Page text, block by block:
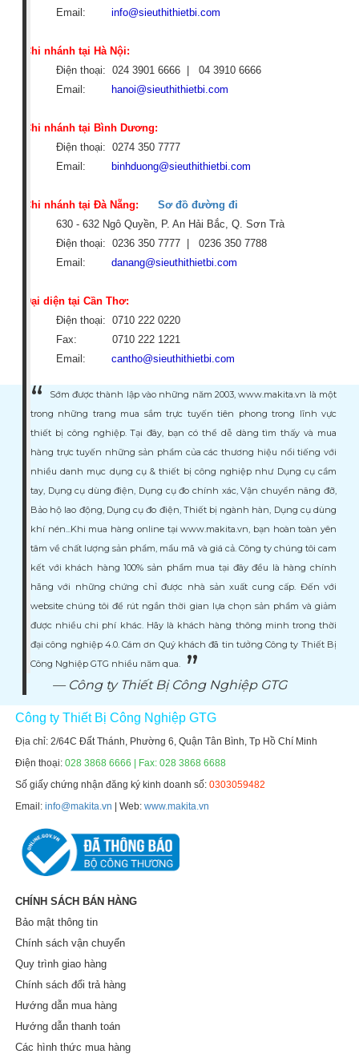
Email: info@sieuthithietbi.com
Chi nhánh tại Hà Nội:
Điện thoại: 024 3901 6666 | 04 3910 6666
Email: hanoi@sieuthithietbi.com
Chi nhánh tại Bình Dương:
Điện thoại: 0274 350 7777
Email: binhduong@sieuthithietbi.com
Chi nhánh tại Đà Nẵng: Sơ đồ đường đi
630 - 632 Ngô Quyền, P. An Hải Bắc, Q. Sơn Trà
Điện thoại: 0236 350 7777 | 0236 350 7788
Email:
danang@sieuthithietbi.com
Đại diện tại Cần Thơ:
Điện thoại: 0710 222 0220
Fax: 0710 222 1221
Email: cantho@sieuthithietbi.com
Sớm được thành lập vào những năm 2003, www.makita.vn là một
trong những trang mua sắm trực tuyến tiên phong trong lĩnh vực
thiết bị công nghiệp. Tại đây, bạn có thể dễ dàng tìm thấy và mua
hàng trực tuyến những sản phẩm của các thương hiệu nổi tiếng với
nhiều danh mục dụng cụ & thiết bị công nghiệp như Dụng cụ cầm
tay, Dụng cụ dùng điện, Dụng cụ đo chính xác, Vận chuyển nâng đỡ,
Bảo hộ lao động, Dụng cụ đo điện, Thiết bị ngành hàn, Dụng cụ dùng
khí nén...Khi mua hàng online tại www.makita.vn, bạn hoàn toàn yên
tâm về chất lượng sản phẩm, mẩu mã và giá cả. Công ty chúng tôi cam
kết với khách hàng 100% sản phẩm mua tại đây đều là hàng chính
hãng với những chứng chỉ được nhà sản xuất cung cấp. Đến với
website chúng tôi để rút ngắn thời gian lựa chọn sản phẩm và giảm
được nhiều chi phí khác. Hãy là khách hàng thông minh trong thời
đại công nghiệp 4.0. Cám ơn Quý khách đã tin tưởng Công ty Thiết Bị
Công Nghiệp GTG nhiều năm qua.
Công ty Thiết Bị Công Nghiệp GTG
Công ty Thiết Bị Công Nghiệp GTG
Địa chỉ: 2/64C Đất Thánh, Phường 6, Quận Tân Bình, Tp Hồ Chí Minh
Điện thoại:028 3868 6666 | Fax: 028 3868 6688
Số giấy chứng nhận đăng ký kinh doanh số:0303059482
Email:info@makita.vn | Web:www.makita.vn
CHÍNH SÁCH BÁN HÀNG
Bảo mật thông tin
Chính sách vận chuyển
Quy trình giao hàng
Chính sách đổi trả hàng
Hướng dẫn mua hàng
Hướng dẫn thanh toán
Các hình thức mua hàng